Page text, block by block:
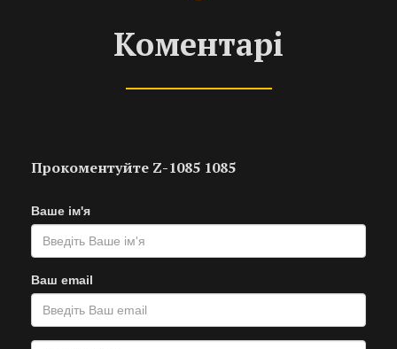
Коментарі
Прокоментуйте Z-1085 1085
Ваше ім'я
Ваш email